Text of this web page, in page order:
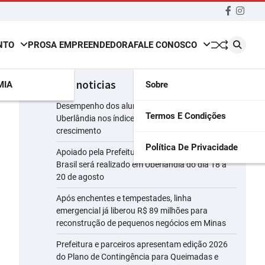
PROSA EMPREENDEDORAFALE CONOSCO
Sobre
Termos E Condições
Política De Privacidade
últimas noticias
Desempenho dos alunos da rede municipal de
Uberlândia nos índices do Ideb registra
crescimento
Apoiado pela Prefeitura, maior evento leiteiro do
Brasil será realizado em Uberlândia do dia 18 a
20 de agosto
Após enchentes e tempestades, linha
emergencial já liberou R$ 89 milhões para
reconstrução de pequenos negócios em Minas
Prefeitura e parceiros apresentam edição 2026
do Plano de Contingência para Queimadas e